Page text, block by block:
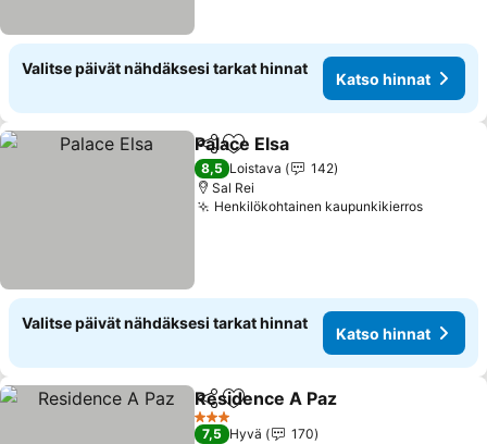
Valitse päivät nähdäksesi tarkat hinnat
Katso hinnat
Jaa Lisää suosikkeihin
Palace Elsa
8,5 Loistava
142
Sal Rei
Henkilökohtainen kaupunkikierrosKatso
Valitse päivät nähdäksesi tarkat hinnat
Katso hinnat
Jaa Lisää suosikkeihin
Residence A Paz
3 Tähtiluokitus
7,5 Hyvä
170